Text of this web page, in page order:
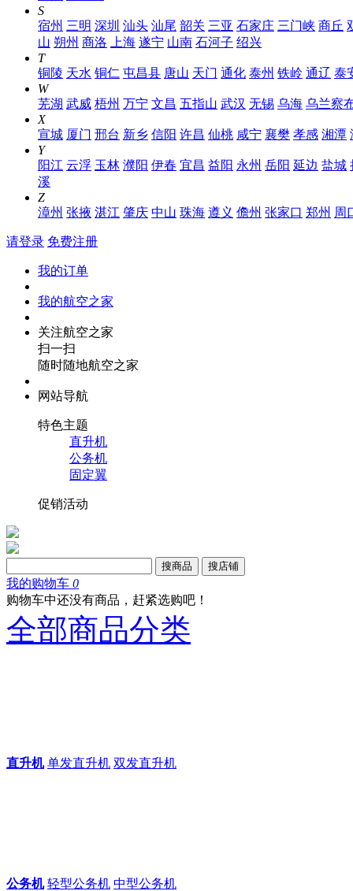
S
宿州 三明 深圳 汕头 汕尾 韶关 三亚 石家庄 三门峡 商丘
山 朔州 商洛 上海 遂宁 山南 石河子 绍兴
T
铜陵 天水 铜仁 屯昌县 唐山 天门 通化 泰州 铁岭 通辽 泰
W
芜湖 武威 梧州 万宁 文昌 五指山 武汉 无锡 乌海 乌兰察
X
宣城 厦门 邢台 新乡 信阳 许昌 仙桃 咸宁 襄樊 孝感 湘潭
Y
阳江 云浮 玉林 濮阳 伊春 宜昌 益阳 永州 岳阳 延边 盐城
溪
Z
漳州 张掖 湛江 肇庆 中山 珠海 遵义 儋州 张家口 郑州 周
请登录 免费注册
我的订单
我的航空之家
关注航空之家
扫一扫
随时随地航空之家
网站导航
特色主题
直升机
公务机
固定翼
促销活动
搜商品 搜店铺
我的购物车 0
购物车中还没有商品，赶紧选购吧！
全部商品分类
直升机 单发直升机 双发直升机
公务机 轻型公务机 中型公务机